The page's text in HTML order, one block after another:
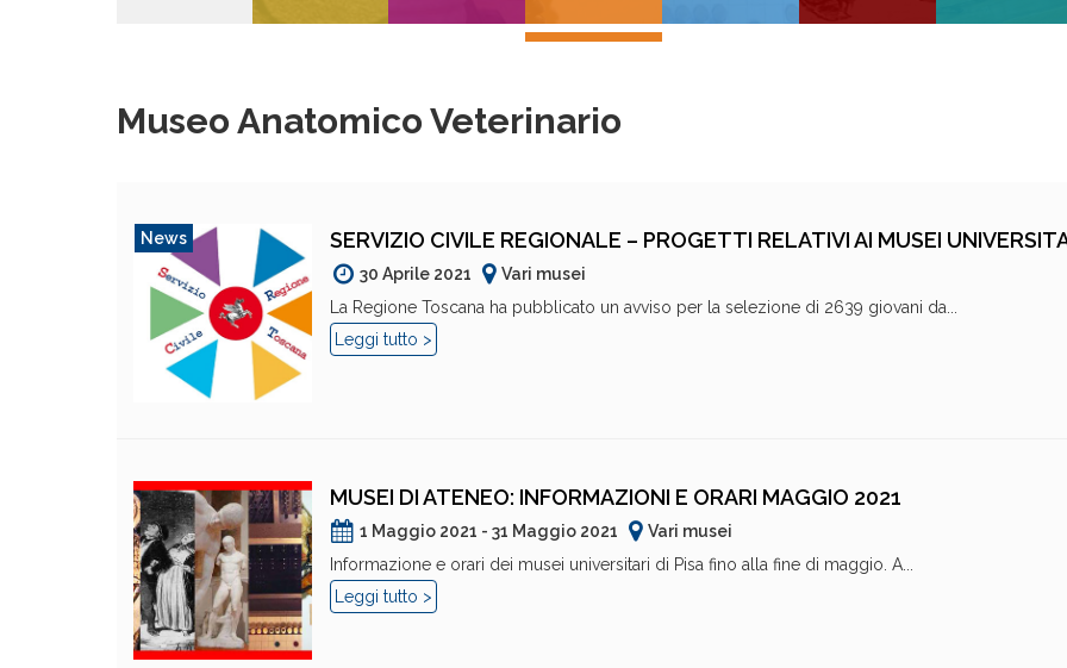
Museo Anatomico Veterinario
News SERVIZIO CIVILE REGIONALE – PROGETTI RELATIVI AI MUSEI
30 Aprile 2021
Vari musei
La Regione Toscana ha pubblicato un avviso per la selezione di 2639 giovani da...
Leggi tutto >
MUSEI DI ATENEO: INFORMAZIONI E ORARI MAGGIO 2021
1 Maggio 2021 - 31 Maggio 2021
Vari musei
Informazione e orari dei musei universitari di Pisa fino alla fine di maggio. A...
Leggi tutto >